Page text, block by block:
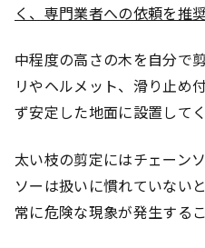
く、専門業者への依頼を推
中程度の高さの木を自分で
リやヘルメット、滑り止め
ず安定した地面に設置してく
太い枝の剪定にはチェーン
ソーは扱いに慣れていない
常に危険な現象が発生する